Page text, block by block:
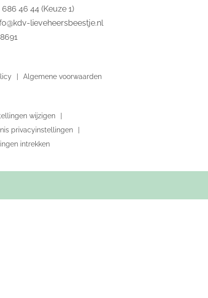
686 46 44 (Keuze 1)
lieveheersbeestje.nl
Algemene voorwaarden
wijzigen
privacyinstellingen
intrekken